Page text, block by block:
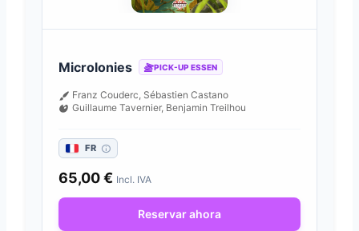
Microlonies PICK-UP ESSEN
Franz Couderc, Sébastien Castano
Guillaume Tavernier, Benjamin Treilhou
FR
65,00€ Incl. IVA
Reservar ahora